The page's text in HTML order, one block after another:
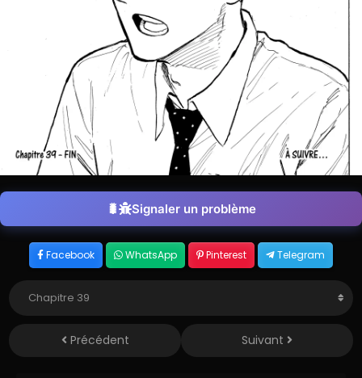
Signaler un problème
Facebook WhatsApp Pinterest Telegram
Précédent Suivant